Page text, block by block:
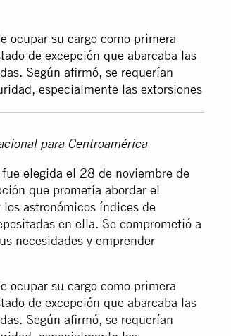
ocupar su cargo como primera
de excepción que abarcaba las
Según afirmó, se requerían
especialmente las extorsiones
para Centroamérica
fue elegida el 28 de noviembre de
que prometía abordar el
astronómicos índices de
en ella. Se comprometió a
necesidades y emprender
ocupar su cargo como primera
de excepción que abarcaba las
Según afirmó, se requerían